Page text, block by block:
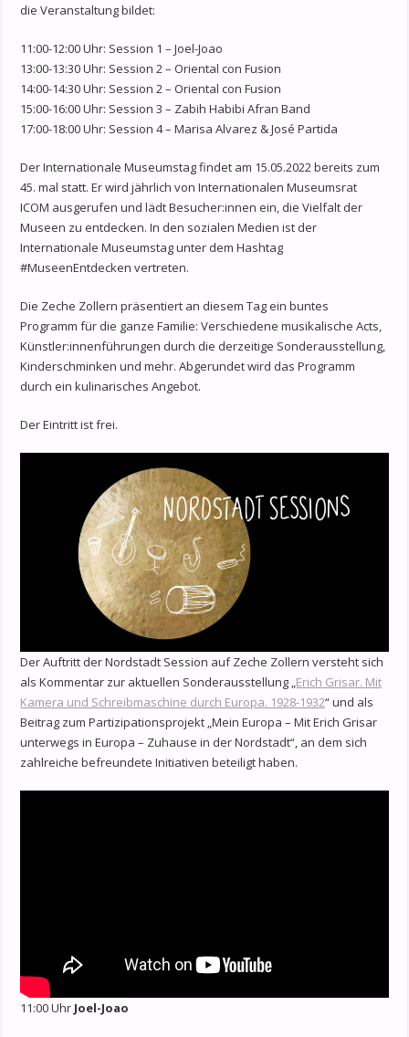
die Veranstaltung bildet:
11:00-12:00 Uhr: Session 1 – Joel-Joao
13:00-13:30 Uhr: Session 2 – Oriental con Fusion
14:00-14:30 Uhr: Session 2 – Oriental con Fusion
15:00-16:00 Uhr: Session 3 – Zabih Habibi Afran Band
17:00-18:00 Uhr: Session 4 – Marisa Alvarez & José Partida
Der Internationale Museumstag findet am 15.05.2022 bereits zum
45. mal statt. Er wird jährlich von Internationalen Museumsrat
ICOM ausgerufen und lädt Besucher:innen ein, die Vielfalt der
Museen zu entdecken. In den sozialen Medien ist der
Internationale Museumstag unter dem Hashtag
#MuseenEntdecken vertreten.
Die Zeche Zollern präsentiert an diesem Tag ein buntes
Programm für die ganze Familie: Verschiedene musikalische Acts,
Künstler:innenführungen durch die derzeitige Sonderausstellung,
Kinderschminken und mehr. Abgerundet wird das Programm
durch ein kulinarisches Angebot.
Der Eintritt ist frei.
Der Auftritt der Nordstadt Session auf Zeche Zollern versteht sich
als Kommentar zur aktuellen Sonderausstellung „Erich Grisar. Mit
Kamera und Schreibmaschine durch Europa. 1928-1932“ und als
Beitrag zum Partizipationsprojekt „Mein Europa – Mit Erich Grisar
unterwegs in Europa – Zuhause in der Nordstadt“, an dem sich
zahlreiche befreundete Initiativen beteiligt haben.
11:00 Uhr Joel-Joao